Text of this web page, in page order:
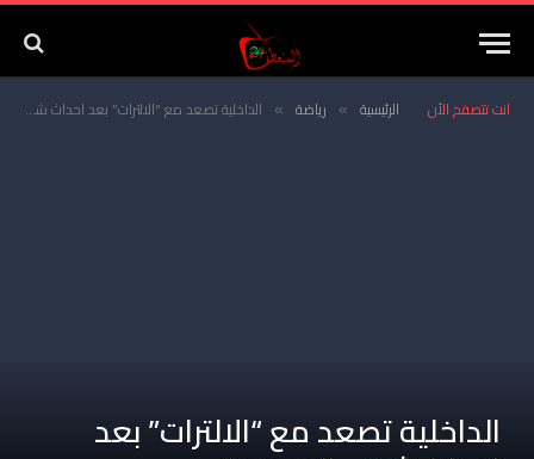
انت تتصفح الأن الرئيسية » رياضة » الداخلية تصعد مع “الالترات” بعد احداث شغب الحسيمة
الداخلية تصعد مع “الالترات” بعد